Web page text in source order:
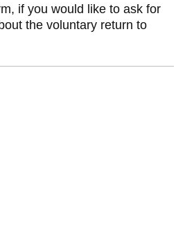
if you would like to ask for
the voluntary return to